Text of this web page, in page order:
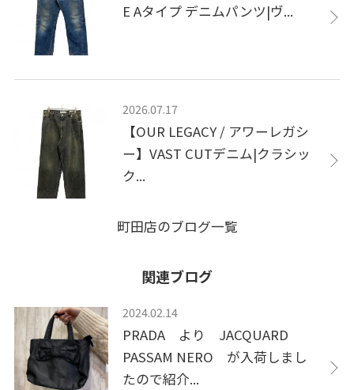
E Aタイプ デニムパンツ|ヴ...
2026.07.17
【OUR LEGACY / アワーレガシ
ー】VAST CUTデニム|クラシッ
ク...
町田店のブログ一覧
関連ブログ
2024.02.14
PRADA より JACQUARD
PASSAM NERO が入荷しまし
たので紹介...